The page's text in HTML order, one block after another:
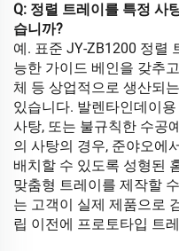
Q: 정렬 트레이를 특정 사
습니까?
예. 표준 JY-ZB1200 정렬
능한 가이드 베인을 갖추
체 등 상업적으로 생산되
있습니다. 발렌타인데이
사탕, 또는 불규칙한 수공
의 사탕의 경우, 준야오에
배치할 수 있도록 성형된
맞춤형 트레이를 제작할
는 고객이 실제 제품으로
립 이전에 프로토타입 트